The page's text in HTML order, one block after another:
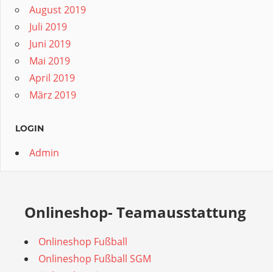
August 2019
Juli 2019
Juni 2019
Mai 2019
April 2019
März 2019
LOGIN
Admin
Onlineshop- Teamausstattung
Onlineshop Fußball
Onlineshop Fußball SGM